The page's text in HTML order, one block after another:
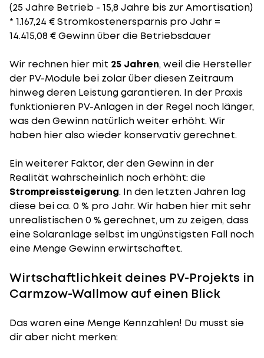
(25 Jahre Betrieb - 15,8 Jahre bis zur Amortisation)
* 1.167,24 € Stromkostenersparnis pro Jahr =
14.415,08 € Gewinn über die Betriebsdauer
Wir rechnen hier mit 25 Jahren, weil die Hersteller
der PV-Module bei zolar über diesen Zeitraum
hinweg deren Leistung garantieren. In der Praxis
funktionieren PV-Anlagen in der Regel noch länger,
was den Gewinn natürlich weiter erhöht. Wir
haben hier also wieder konservativ gerechnet.
Ein weiterer Faktor, der den Gewinn in der
Realität wahrscheinlich noch erhöht: die
Strompreissteigerung. In den letzten Jahren lag
diese bei ca. 0 % pro Jahr. Wir haben hier mit sehr
unrealistischen 0 % gerechnet, um zu zeigen, dass
eine Solaranlage selbst im ungünstigsten Fall noch
eine Menge Gewinn erwirtschaftet.
Wirtschaftlichkeit deines PV-Projekts in
Carmzow-Wallmow auf einen Blick
Das waren eine Menge Kennzahlen! Du musst sie
dir aber nicht merken: